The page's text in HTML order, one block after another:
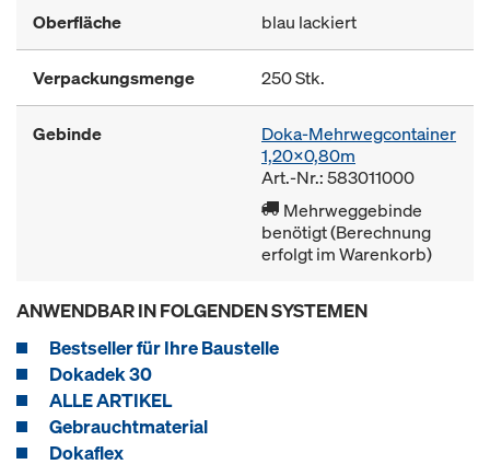
Oberfläche blau lackiert
Verpackungsmenge 250 Stk.
Gebinde
Doka-Mehrwegcontainer
1,20x0,80m
Art.-Nr.: 583011000
Mehrweggebinde
benötigt (Berechnung
erfolgt im Warenkorb)
ANWENDBAR IN FOLGENDEN SYSTEMEN
Bestseller für Ihre Baustelle
Dokadek 30
ALLE ARTIKEL
Gebrauchtmaterial
Dokaflex